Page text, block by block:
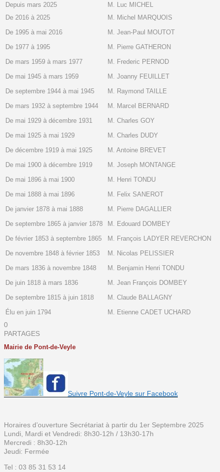
Depuis mars 2025
M. Luc MICHEL
De 2016 à 2025
M. Michel MARQUOIS
De 1995 à mai 2016
M. Jean-Paul MOUTOT
De 1977 à 1995
M. Pierre GATHERON
De mars 1959 à mars 1977
M. Frederic PERNOD
De mai 1945 à mars 1959
M. Joanny FEUILLET
De septembre 1944 à mai 1945
M. Raymond TAILLE
De mars 1932 à septembre 1944
M. Marcel BERNARD
De mai 1929 à décembre 1931
M. Charles GOY
De mai 1925 à mai 1929
M. Charles DUDY
De décembre 1919 à mai 1925
M. Antoine BREVET
De mai 1900 à décembre 1919
M. Joseph MONTANGE
De mai 1896 à mai 1900
M. Henri TONDU
De mai 1888 à mai 1896
M. Felix SANEROT
De janvier 1878 à mai 1888
M. Pierre DAGALLIER
De septembre 1865 à janvier 1878
M. Edouard DOMBEY
De février 1853 à septembre 1865
M. François LADYER REVERCHON
De novembre 1848 à février 1853
M. Nicolas PELISSIER
De mars 1836 à novembre 1848
M. Benjamin Henri TONDU
De juin 1818 à mars 1836
M. Jean François DOMBEY
De septembre 1815 à juin 1818
M. Claude BALLAGNY
Élu en juin 1794
M. Etienne CADET UCHARD
0
PARTAGES
Mairie de Pont-de-Veyle
Suivre Pont-de-Veyle sur Facebook
Horaires d’ouverture Secrétariat à partir du 1er Septembre 2025
Lundi, Mardi et Vendredi: 8h30-12h / 13h30-17h
Mercredi : 8h30-12h
Jeudi: Fermée
Tel : 03 85 31 53 14